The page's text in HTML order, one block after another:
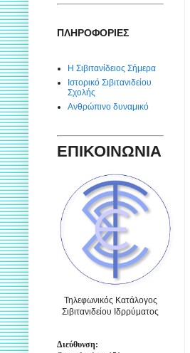
ΠΛΗΡΟΦΟΡΙΕΣ
Η Σιβιτανίδειος Σήμερα
Ιστορικό Σιβιτανιδείου
Σχολής
Ανθρώπινο δυναμικό
ΕΠΙΚΟΙΝΩΝΙΑ
Τηλεφωνικός Κατάλογος
Σιβιτανιδείου Ιδρρύματος
Διεύθυνση: